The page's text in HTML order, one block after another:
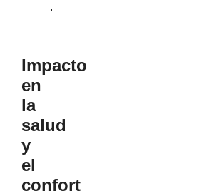
.
Impacto
en
la
salud
y
el
confort